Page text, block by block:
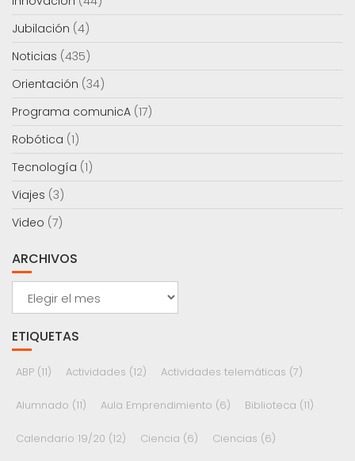
Jubilación (4)
Noticias (435)
Orientación (34)
Programa comunicA (17)
Robótica (1)
Tecnología (1)
Viajes (3)
Video (7)
ARCHIVOS
ETIQUETAS
ABP (11) Actividades (12) Actividades telemáticas (7)
Alumnado (11) Aula Emprendimiento (6) Biblioteca (11)
Calendario 19/20 (12) Ciencia (6) Ciencias (6)